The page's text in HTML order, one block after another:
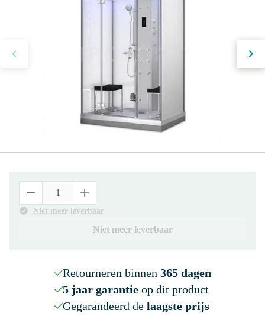
Niet meer leverbaar
Niet meer leverbaar
Retourneren binnen 365 dagen
5 jaar garantieop dit product
Gegarandeerd de laagste prijs